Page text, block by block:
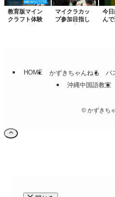
教育版マイン
クラフト体験
マイクラカッ
プ参加目指し
今
ん
HOME かずきちゃんねる バ
沖縄中国語教室
©かずきち